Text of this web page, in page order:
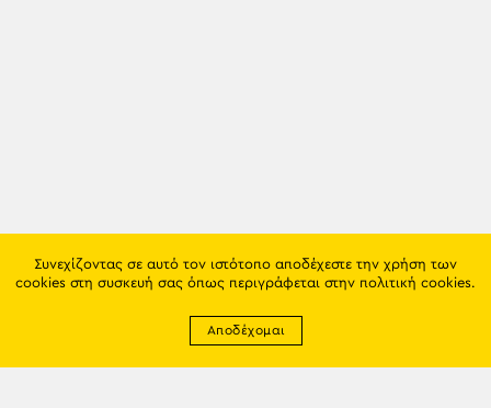
Συνεχίζοντας σε αυτό τον ιστότοπο αποδέχεστε την χρήση των
cookies στη συσκευή σας όπως περιγράφεται στην πολιτική cookies.
Αποδέχομαι